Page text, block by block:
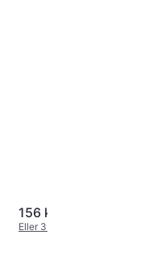
156 kr.
Eller 3 betalinger af 52 kr.